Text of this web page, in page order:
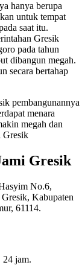
hanya berupa
untuk tempat
saat itu.
Gresik
pada tahun
dibangun megah.
secara bertahap
pembangunannya
menara
megah dan
Gresik
Gresik
No.6,
Kabupaten
61114.
24 jam.